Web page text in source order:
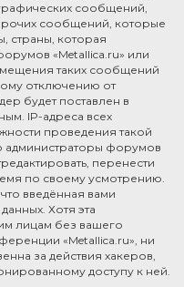
сообщений,
сообщений, которые
страны, которая
«Metallica.ru» или
таких сообщений
отключению от
будет поставлен в
IP-адреса всех
проведения такой
администраторы форумов
перенести
по своему усмотрению.
введённая вами
Хотя эта
лицам без вашего
«Metallica.ru», ни
за действия хакеров,
доступу к ней.